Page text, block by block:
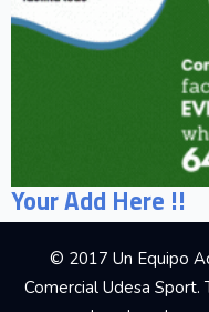
Your Add Here !!
© 2017 Un Equipo
Comercial Udesa